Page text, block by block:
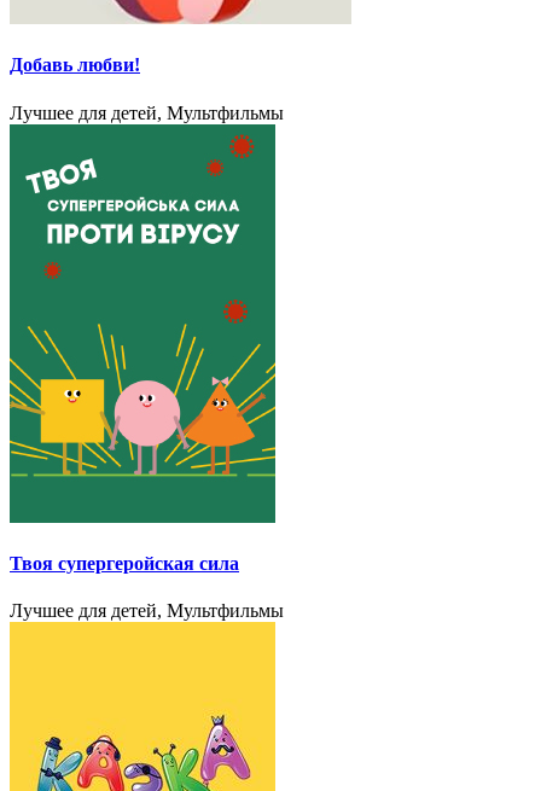
Добавь любви!
Лучшее для детей, Мультфильмы
Твоя cупергеройская сила
Лучшее для детей, Мультфильмы